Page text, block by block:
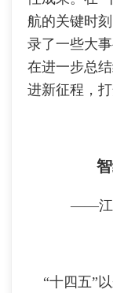
航的关键时
录了一些大
在进一步总
进新征程，打
——江
“十四五”以